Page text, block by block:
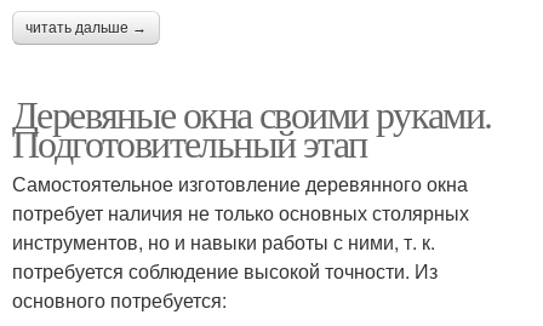
читать дальше →
Деревяные окна своими руками.
Подготовительный этап
Самостоятельное изготовление деревянного окна
потребует наличия не только основных столярных
инструментов, но и навыки работы с ними, т. к.
потребуется соблюдение высокой точности. Из
основного потребуется: